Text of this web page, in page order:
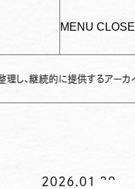
MENU CLOSE
に提供するアーカイブサイトで
2026.01.29